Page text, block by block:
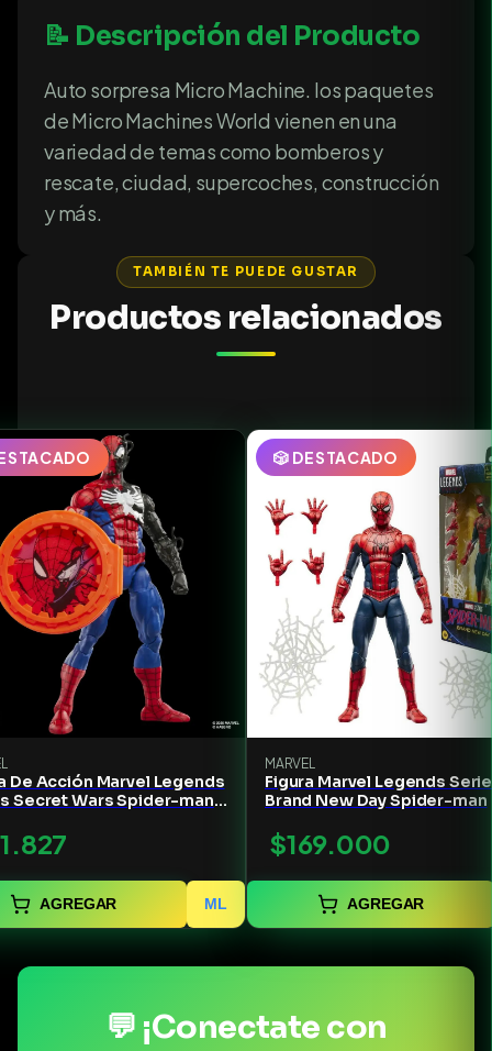
📝 Descripción del Producto
Auto sorpresa Micro Machine. los paquetes
de Micro Machines World vienen en una
variedad de temas como bomberos y
rescate, ciudad, supercoches, construcción
y más.
TAMBIÉN TE PUEDE GUSTAR
Productos relacionados
De Acción Marvel Legends
Secret Wars Spider-man
AGREGAR ML
🎲 DESTACADO
MARVEL
Figura Marvel Legends
Brand New Day Spider-man
$169.000
AGREGAR
💬 ¡Conectate con